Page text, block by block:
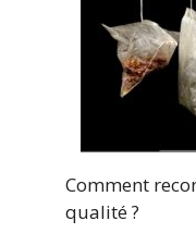
Comment
qualité ?